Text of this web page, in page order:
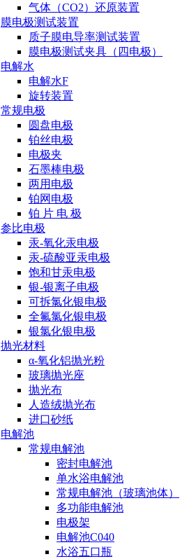
气体（CO2）还原装置
膜电极测试装置
质子膜电导率测试装置
膜电极测试夹具（四电极）
电解水
电解水F
旋转装置
常规电极
圆盘电极
铂丝电极
电极夹
石墨棒电极
两用电极
铂网电极
铂 片 电 极
参比电极
汞-氧化汞电极
汞-硫酸亚汞电极
饱和甘汞电极
银-银离子电极
可拆氯化银电极
全氟氯化银电极
银氯化银电极
抛光材料
α-氧化铝抛光粉
玻璃抛光座
抛光布
人造绒抛光布
进口砂纸
电解池
常规电解池
密封电解池
单水浴电解池
常规电解池（玻璃池体）
多功能电解池
电极架
电解池C040
水浴五口瓶